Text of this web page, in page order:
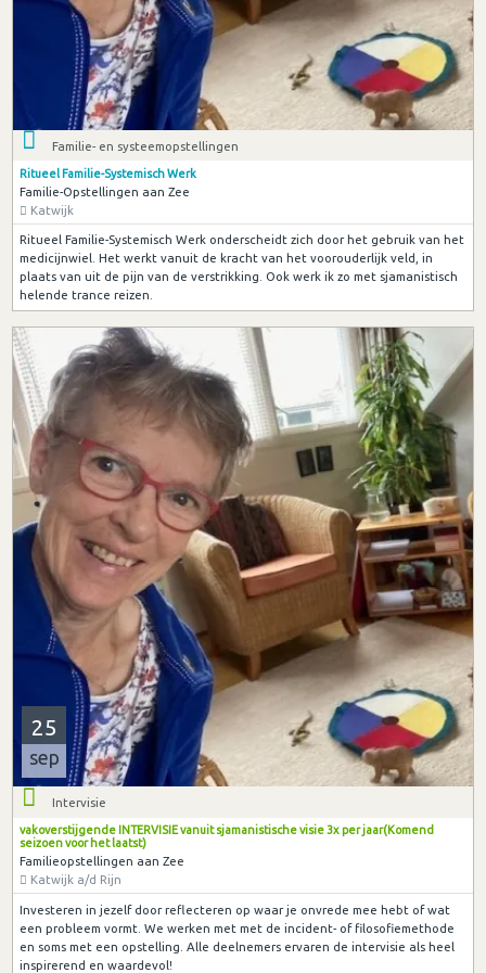
Familie- en systeemopstellingen
Ritueel Familie-Systemisch Werk
Familie-Opstellingen aan Zee
Katwijk
Ritueel Familie-Systemisch Werk onderscheidt zich door het gebruik van het
medicijnwiel. Het werkt vanuit de kracht van het voorouderlijk veld, in
plaats van uit de pijn van de verstrikking. Ook werk ik zo met sjamanistisch
helende trance reizen.
25
sep
Intervisie
vakoverstijgende INTERVISIE vanuit sjamanistische visie 3x per jaar(Komend
seizoen voor het laatst)
Familieopstellingen aan Zee
Katwijk a/d Rijn
Investeren in jezelf door reflecteren op waar je onvrede mee hebt of wat
een probleem vormt. We werken met met de incident- of filosofiemethode
en soms met een opstelling. Alle deelnemers ervaren de intervisie als heel
inspirerend en waardevol!